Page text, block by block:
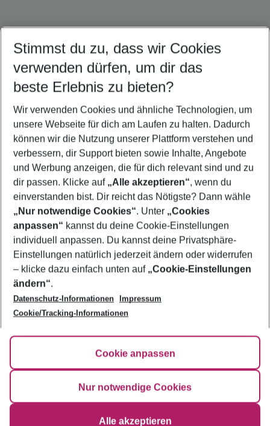
Ergebnisse filtern
Quicklinks
Flug & Hotel Belle Mare
Urlaub Belle Mare
Footer
Footer navigation
Über uns
AGB
Bestpreisgarantie
Cookie-Einstellungen ändern
Cookie-Richtlinie
Impressum
Agenturbetreuung
Barrierefreies Reisen
HanseMerkur Reiseversicherung
Hilfe & Kontakt
Folge uns
Stimmst du zu, dass wir Cookies
verwenden dürfen, um dir das
beste Erlebnis zu bieten?
Wir verwenden Cookies und ähnliche Technologien, um
unsere Webseite für dich am Laufen zu halten. Dadurch
können wir die Nutzung unserer Plattform verstehen und
verbessern, dir Support bieten sowie Inhalte, Angebote
und Werbung anzeigen, die für dich relevant sind und zu
dir passen. Klicke auf „Alle akzeptieren“, wenn du
einverstanden bist. Dir reicht das Nötigste? Dann wähle
„Nur notwendige Cookies“. Unter „Cookies
anpassen“ kannst du deine Cookie-Einstellungen
individuell anpassen. Du kannst deine Privatsphäre-
Einstellungen natürlich jederzeit ändern oder widerrufen
– klicke dazu einfach unten auf „Cookie-Einstellungen
ändern“.
Datenschutz-Informationen
Impressum
Cookie/Tracking-Informationen
Cookie anpassen
Nur notwendige Cookies
Alle akzeptieren